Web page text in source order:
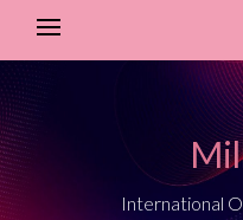
International